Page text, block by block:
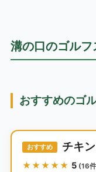
溝の口のゴルフ
おすすめのゴ
おすすめ チキ
★★★★★ 5 (16